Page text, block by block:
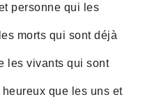
personne qui les
morts qui sont déjà
les vivants qui sont
que les uns et